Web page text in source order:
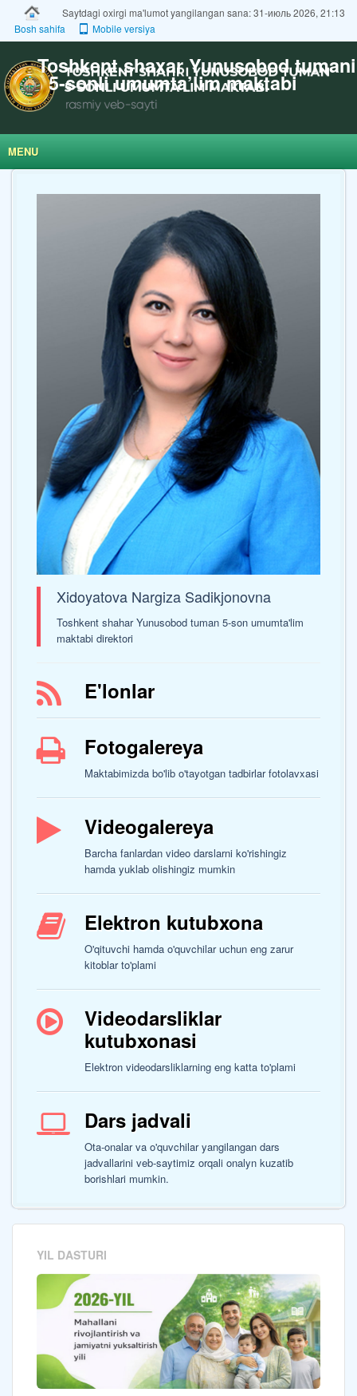
Saytdagi oxirgi ma'lumot yangilangan sana: 31-июль 2026, 21:13
Bosh sahifa
Mobile versiya
Toshkent shaxar Yunusobod tumani
5-sonli umumta’lim maktabi
MENU
Xidoyatova Nargiza Sadikjonovna
Toshkent shahar Yunusobod tuman 5-son umumta'lim
maktabi direktori
E'lonlar
Fotogalereya
Maktabimizda bo'lib o'tayotgan tadbirlar fotolavxasi
Videogalereya
Barcha fanlardan video darslarni ko'rishingiz
hamda yuklab olishingiz mumkin
Elektron kutubxona
O'qituvchi hamda o'quvchilar uchun eng zarur
kitoblar to'plami
Videodarsliklar
kutubxonasi
Elektron videodarsliklarning eng katta to'plami
Dars jadvali
Ota-onalar va o'quvchilar yangilangan dars
jadvallarini veb-saytimiz orqali onalyn kuzatib
borishlari mumkin.
YIL DASTURI